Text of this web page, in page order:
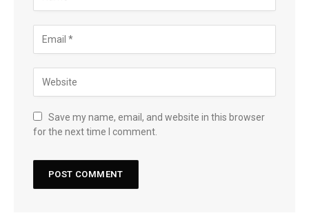
Save my name, email, and website in this browser
for the next time I comment.